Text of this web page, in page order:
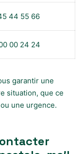
44 55 66
00 24 24
garantir une
situation, que ce
une urgence.